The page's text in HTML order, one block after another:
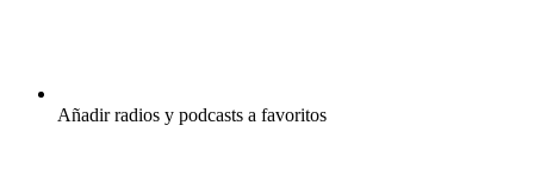
Añadir radios y podcasts a favoritos